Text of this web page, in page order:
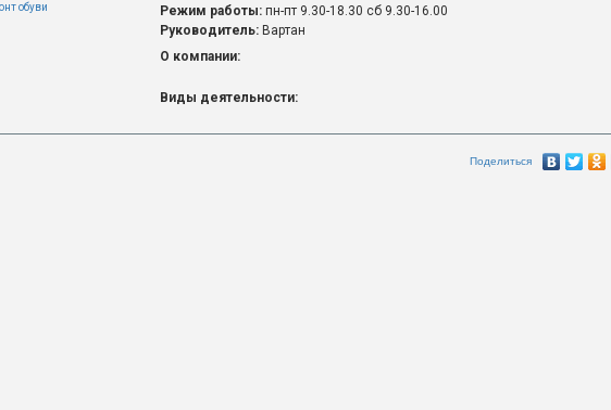
обуви
Режим работы: пн-пт 9.30-18.30 сб 9.30-16.00
Руководитель: Вартан
О компании:
Виды деятельности:
Поделиться